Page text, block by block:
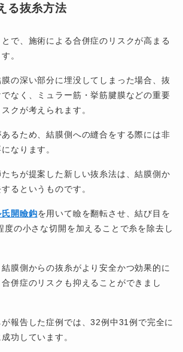
る抜糸方法
で、施術による合併症のリスクが高まる
。
の深い部分に埋没してしまった場合、抜
なく、ミュラー筋・挙筋腱膜などの重要
クが考えられます。
るため、結膜側への縫合をする際には非
なります。
ちが提案した新しい抜糸法は、結膜側か
るというものです。
開瞼鈎を用いて瞼を翻転させ、結び目を
度の小さな切開を加えることで糸を除去し
膜側からの抜糸がより安全かつ効果的に
併症のリスクも抑えることができまし
報告した症例では、32例中31例で完全に
功しています。